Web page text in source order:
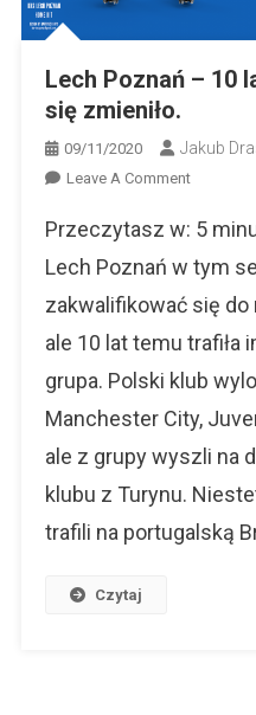
Lech Poznań – 10
się zmieniło.
09/11/2020 Jakub
Leave A CommentOn
Poznań
–
Lat
Temu.
Zobacz
Się
Zmieniło.
Przeczytasz w: 5
Lech Poznań w tym
zakwalifikować się do
ale 10 lat temu trafiła
grupa. Polski klub
Manchester City,
ale z grupy wyszli na
klubu z Turynu.
trafili na portugalską
Czytaj